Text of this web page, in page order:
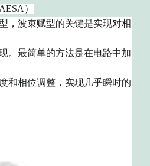
）
，波束赋型的关键是实现对相
。 最简单的方法是在电路中加
和相位调整，实现几乎瞬时的